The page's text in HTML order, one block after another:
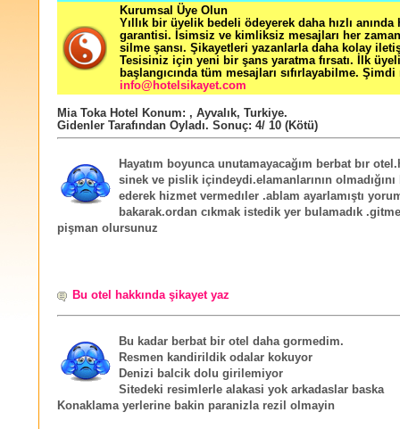
Kurumsal Üye Olun
Yıllık bir üyelik bedeli ödeyerek daha hızlı
garantisi. İsimsiz ve kimliksiz mesajları her zaman
silme şansı. Şikayetleri yazanlarla daha kolay
Tesisiniz için yeni bir şans yaratma fırsatı. İlk
başlangıcında tüm mesajları sıfırlayabilme. Şimdi
info@hotelsikayet.com
Mia Toka Hotel Konum: , Ayvalık, Turkiye.
Gidenler Tarafından Oyladı. Sonuç: 4/ 10 (Kötü)
Hayatım boyunca unutamayacağım berbat bır
sinek ve pislik içindeydi.elamanlarının olmadığını
ederek hizmet vermedıler .ablam ayarlamıştı
bakarak.ordan cıkmak istedik yer bulamadık
pişman olursunuz
Bu otel hakkında şikayet yaz
Bu kadar berbat bir otel daha gormedim.
Resmen kandirildik odalar kokuyor
Denizi balcik dolu girilemiyor
Sitedeki resimlerle alakasi yok arkadaslar baska
Konaklama yerlerine bakin paranizla rezil olmayin